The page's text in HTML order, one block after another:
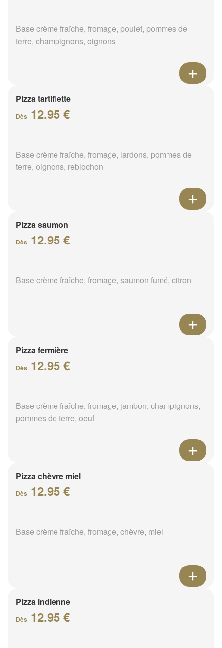
Base crème fraîche, fromage, poulet, pommes de
terre, champignons, oignons
Pizza tartiflette
Dès 12.95 €
Base crème fraîche, fromage, lardons, pommes de
terre, oignons, reblochon
Pizza saumon
Dès 12.95 €
Base crème fraîche, fromage, saumon fumé, citron
Pizza fermière
Dès 12.95 €
Base crème fraîche, fromage, jambon, champignons,
pommes de terre, oeuf
Pizza chèvre miel
Dès 12.95 €
Base crème fraîche, fromage, chèvre, miel
Pizza indienne
Dès 12.95 €